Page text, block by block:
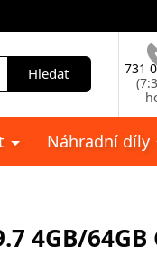
Hledat
731
Náhradní díly
4GB/64GB